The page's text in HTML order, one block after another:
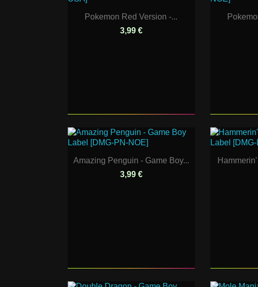
Pokemon Red Version -...
3,99 €
Amazing Penguin - Game Boy...
3,99 €